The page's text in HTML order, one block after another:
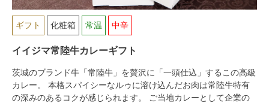
029-254-2441
お問合せフォーム
ギフト 化粧箱 常温 中辛
イイジマ常陸牛カレーギフト
茨城のブランド牛「常陸牛」を贅沢に「一頭仕込」するこの高級
カレー。 本格スパイシーなルゥに溶け込んだお肉は常陸牛特有
の深みのあるコクが感じられます。 ご当地カレーとして企業の